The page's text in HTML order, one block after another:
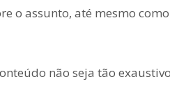
o assunto, até mesmo
não seja tão